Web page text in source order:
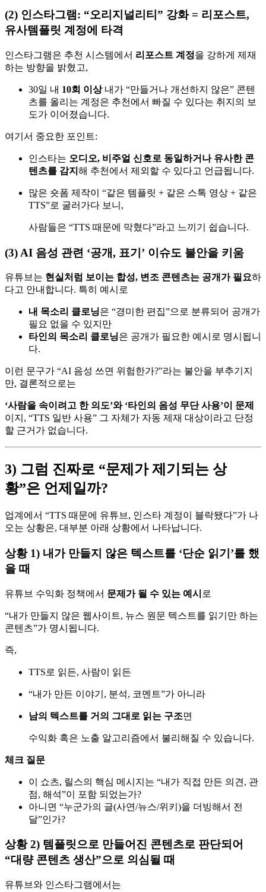
(2) 인스타그램: “오리지널리티” 강화 = 리포스트,
유사템플릿 계정에 타격
인스타그램은 추천 시스템에서 리포스트 계정을 강하게 제재
하는 방향을 밝혔고,
30일 내 10회 이상내가 “만들거나 개선하지 않은” 콘텐
츠를 올리는 계정은 추천에서 빠질 수 있다는 취지의 보
도가 이어졌습니다.
여기서 중요한 포인트:
인스타는 오디오, 비주얼 신호로 동일하거나 유사한 콘
텐츠를 감지 해 추천에서 제외할 수 있다고 언급됩니다.
많은 숏폼 제작이 “같은 템플릿 + 같은 스톡 영상 + 같은
TTS”로 굴러가다 보니,
사람들은 “TTS 때문에 막혔다”라고 느끼기 쉽습니다.
(3) AI 음성 관련 ‘공개, 표기’ 이슈도 불안을 키움
유튜브는 현실처럼 보이는 합성, 변조 콘텐츠는 공개가 필요하
다고 안내합니다. 특히 예시로
내 목소리 클로닝은 “경미한 편집”으로 분류되어 공개가
필요 없을 수 있지만
타인의 목소리 클로닝은 공개가 필요한 예시로 명시됩니
다.
이런 문구가 “AI 음성 쓰면 위험한가?”라는 불안을 부추기지
만, 결론적으로는
‘사람을 속이려고 한 의도’와 ‘타인의 음성 무단 사용’이 문제
이지, “TTS 일반 사용” 그 자체가 자동 제재 대상이라고 단정
할 근거가 없습니다.
3) 그럼 진짜로 “문제가 제기되는 상
황”은 언제일까?
업계에서 “TTS 때문에 유튜브, 인스타 계정이 블락됐다”가 나
오는 상황은, 대부분 아래 상황에서 나타납니다.
상황 1) 내가 만들지 않은 텍스트를 ‘단순 읽기’를 했
을 때
유튜브 수익화 정책에서 문제가 될 수 있는 예시 로
“내가 만들지 않은 웹사이트, 뉴스 원문 텍스트를 읽기만 하는
콘텐츠”가 명시됩니다.
즉,
TTS로 읽든, 사람이 읽든
“내가 만든 이야기, 분석, 코멘트”가 아니라
남의 텍스트를 거의 그대로 읽는 구조면
수익화 혹은 노출 알고리즘에서 불리해질 수 있습니다.
체크 질문
이 쇼츠, 릴스의 핵심 메시지는 “내가 직접 만든 의견, 관
점, 해석”이 포함 되었는가?
아니면 “누군가의 글(사연/뉴스/위키)을 더빙해서 전
달”인가?
상황 2) 템플릿으로 만들어진 콘텐츠로 판단되어
“대량 콘텐츠 생산”으로 의심될 때
유튜브와 인스타그램에서는